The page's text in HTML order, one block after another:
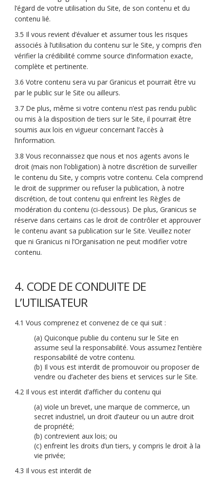
l’égard de votre utilisation du Site, de son contenu et du
contenu lié.
3.5 Il vous revient d’évaluer et assumer tous les risques
associés à l’utilisation du contenu sur le Site, y compris d’en
vérifier la crédibilité comme source d’information exacte,
complète et pertinente.
3.6 Votre contenu sera vu par Granicus et pourrait être vu
par le public sur le Site ou ailleurs.
3.7 De plus, même si votre contenu n’est pas rendu public
ou mis à la disposition de tiers sur le Site, il pourrait être
soumis aux lois en vigueur concernant l’accès à
l’information.
3.8 Vous reconnaissez que nous et nos agents avons le
droit (mais non l’obligation) à notre discrétion de surveiller
le contenu du Site, y compris votre contenu. Cela comprend
le droit de supprimer ou refuser la publication, à notre
discrétion, de tout contenu qui enfreint les Règles de
modération du contenu (ci-dessous). De plus, Granicus se
réserve dans certains cas le droit de contrôler et approuver
le contenu avant sa publication sur le Site. Veuillez noter
que ni Granicus ni l’Organisation ne peut modifier votre
contenu.
4. CODE DE CONDUITE DE
L’UTILISATEUR
4.1 Vous comprenez et convenez de ce qui suit :
(a) Quiconque publie du contenu sur le Site en
assume seul la responsabilité. Vous assumez l’entière
responsabilité de votre contenu.
(b) Il vous est interdit de promouvoir ou proposer de
vendre ou d’acheter des biens et services sur le Site.
4.2 Il vous est interdit d’afficher du contenu qui
(a) viole un brevet, une marque de commerce, un
secret industriel, un droit d’auteur ou un autre droit
de propriété;
(b) contrevient aux lois; ou
(c) enfreint les droits d’un tiers, y compris le droit à la
vie privée;
4.3 Il vous est interdit de